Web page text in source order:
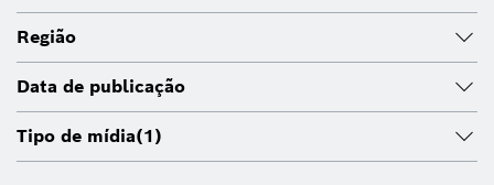
Região
Data de publicação
Tipo de mídia(1)